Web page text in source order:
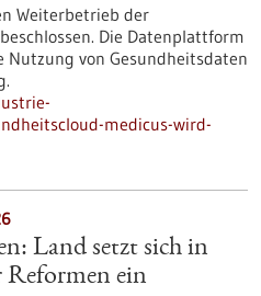
Weiterbetrieb der
Die Datenplattform
von Gesundheitsdaten
medicus-wird-
Land setzt sich in
Reformen ein